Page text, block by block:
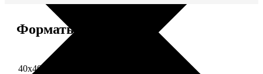
Форматы и цены
40х40 односторонняя печать